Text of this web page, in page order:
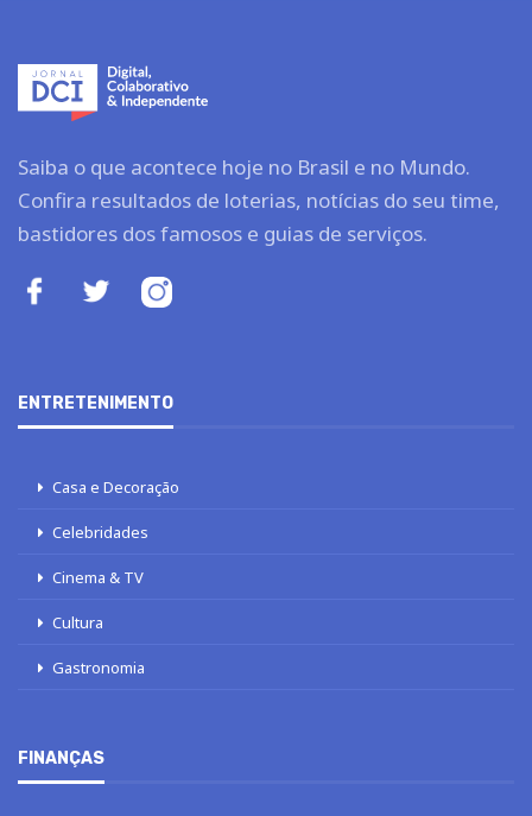
Saiba o que acontece hoje no Brasil e no Mundo.
Confira resultados de loterias, notícias do seu time,
bastidores dos famosos e guias de serviços.
ENTRETENIMENTO
Casa e Decoração
Celebridades
Cinema & TV
Cultura
Gastronomia
FINANÇAS